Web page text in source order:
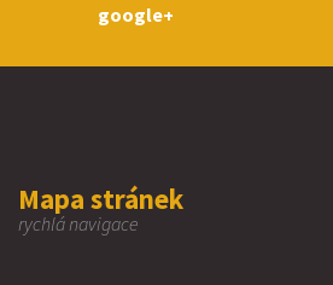
google+
Mapa stránek
rychlá navigace